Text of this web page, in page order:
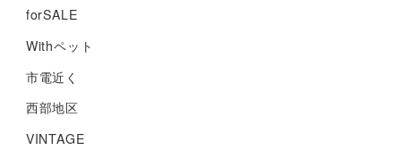
forSALE
Withペット
市電近く
西部地区
VINTAGE